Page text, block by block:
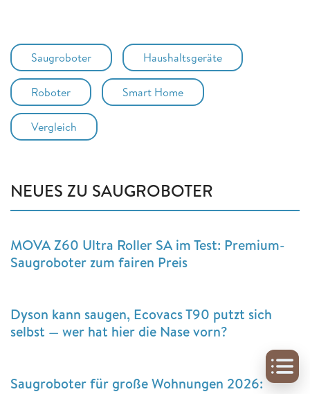
Saugroboter Haushaltsgeräte
Roboter Smart Home
Vergleich
NEUES ZU SAUGROBOTER
MOVA Z60 Ultra Roller SA im Test: Premium-
Saugroboter zum fairen Preis
Dyson kann saugen, Ecovacs T90 putzt sich
selbst — wer hat hier die Nase vorn?
Saugroboter für große Wohnungen 2026: